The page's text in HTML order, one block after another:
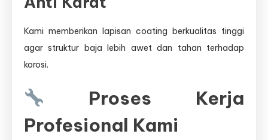
Kami memberikan lapisan coating berkualitas tinggi
agar struktur baja lebih awet dan tahan terhadap
korosi.
Proses Kerja
Profesional Kami